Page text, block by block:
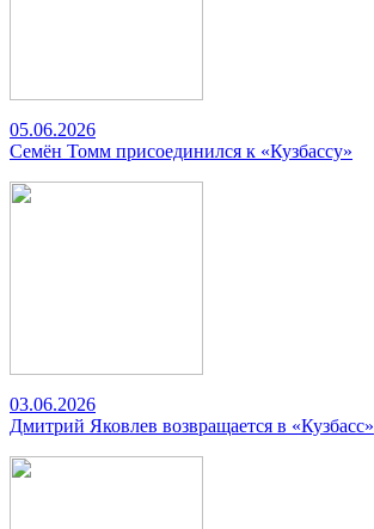
05.06.2026
Семён Томм присоединился к «Кузбассу»
03.06.2026
Дмитрий Яковлев возвращается в «Кузбасс»